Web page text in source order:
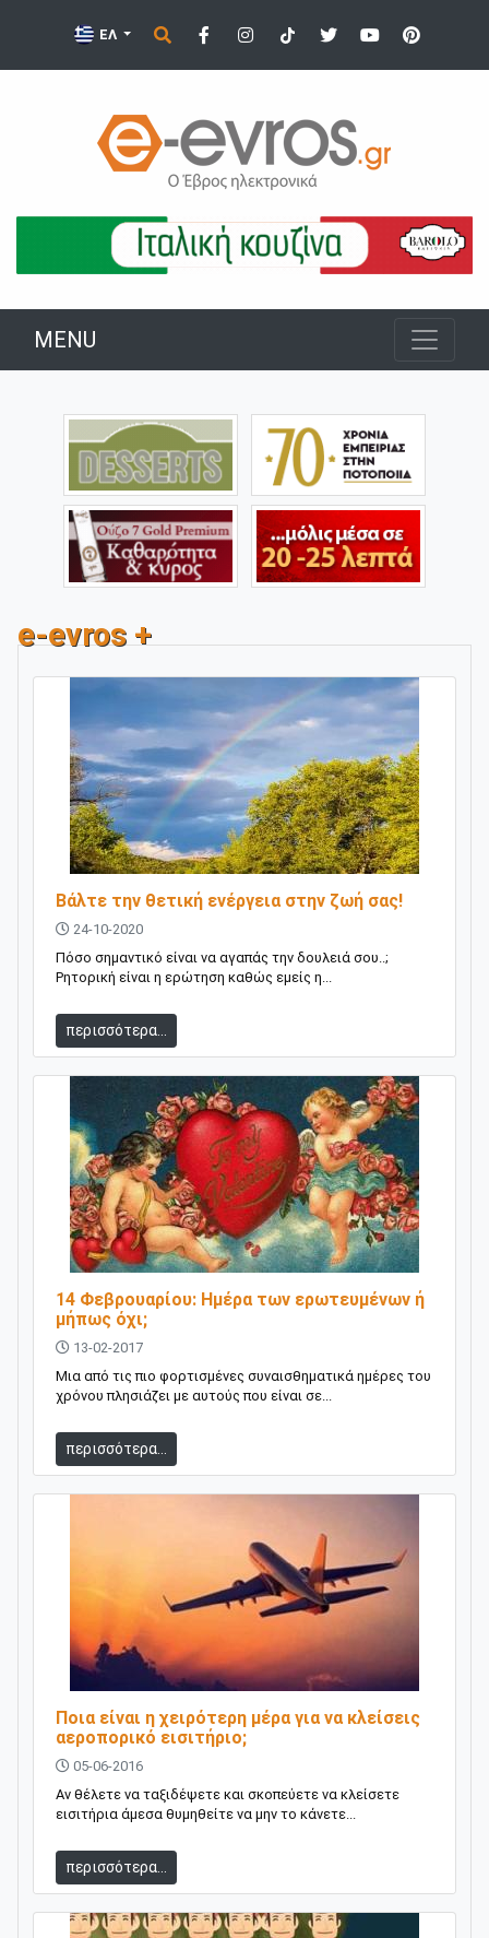
ΕΛ
MENU
e-evros +
Βάλτε την θετική ενέργεια στην ζωή σας!
24-10-2020
Πόσο σημαντικό είναι να αγαπάς την δουλειά σου..;
Ρητορική είναι η ερώτηση καθώς εμείς η...
περισσότερα...
14 Φεβρουαρίου: Ημέρα των ερωτευμένων ή
μήπως όχι;
13-02-2017
Μια από τις πιο φορτισμένες συναισθηματικά ημέρες του
χρόνου πλησιάζει με αυτούς που είναι σε...
περισσότερα...
Ποια είναι η χειρότερη μέρα για να κλείσεις
αεροπορικό εισιτήριο;
05-06-2016
Αν θέλετε να ταξιδέψετε και σκοπεύετε να κλείσετε
εισιτήρια άμεσα θυμηθείτε να μην το κάνετε...
περισσότερα...